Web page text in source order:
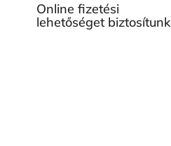
Online fizetési
lehetőséget biztosítunk